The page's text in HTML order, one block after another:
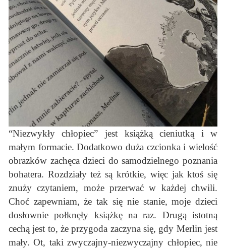
“Niezwykły chłopiec” jest książką cieniutką i w
małym formacie. Dodatkowo duża czcionka i wielość
obrazków zachęca dzieci do samodzielnego poznania
bohatera. Rozdziały też są krótkie, więc jak ktoś się
znuży czytaniem, może przerwać w każdej chwili.
Choć zapewniam, że tak się nie stanie, moje dzieci
dosłownie połknęły książkę na raz. Drugą istotną
cechą jest to, że przygoda zaczyna się, gdy Merlin jest
mały. Ot, taki zwyczajny-niezwyczajny chłopiec, nie